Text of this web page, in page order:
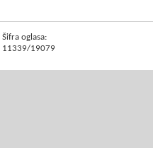
Šifra oglasa:
11339/19079